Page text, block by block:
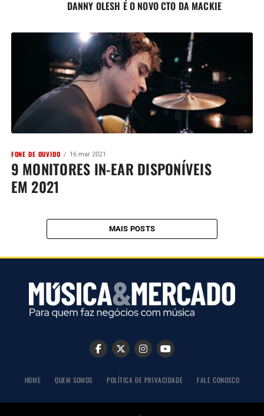
DANNY OLESH É O NOVO CTO DA MACKIE
FONE DE OUVIDO 16 mar 2021
9 MONITORES IN-EAR DISPONÍVEIS
EM 2021
MAIS POSTS
HOME QUEM SOMOS POLÍTICA DE PRIVACIDADE FALE CONOSCO